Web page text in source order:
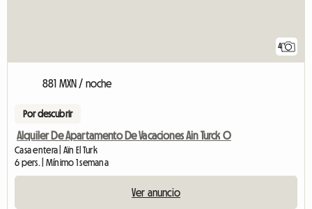
4
881 MXN / noche
Por descubrir
Alquiler De Apartamento De Vacaciones Ain Turck O
Casa entera | Aïn El Turk
6 pers. | Mínimo 1 semana
Ver anuncio